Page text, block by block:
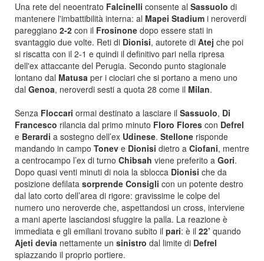
Una rete del neoentrato Falcinelli consente al Sassuolo di
mantenere l'imbattibilità interna: al Mapei Stadium i neroverdi
pareggiano 2-2 con il Frosinone dopo essere stati in
svantaggio due volte. Reti di Dionisi, autorete di Atej che poi
si riscatta con il 2-1 e quindi il definitivo pari nella ripresa
dell'ex attaccante del Perugia. Secondo punto stagionale
lontano dal Matusa per i ciociari che si portano a meno uno
dal Genoa, neroverdi sesti a quota 28 come il Milan.
Senza Floccari ormai destinato a lasciare il Sassuolo, Di
Francesco rilancia dal primo minuto Floro Flores con Defrel
e Berardi a sostegno dell’ex Udinese. Stellone risponde
mandando in campo Tonev e Dionisi dietro a Ciofani, mentre
a centrocampo l’ex di turno Chibsah viene preferito a Gori.
Dopo quasi venti minuti di noia la sblocca Dionisi che da
posizione defilata sorprende Consigli con un potente destro
dal lato corto dell’area di rigore: gravissime le colpe del
numero uno neroverde che, aspettandosi un cross, interviene
a mani aperte lasciandosi sfuggire la palla. La reazione è
immediata e gli emiliani trovano subito il pari: è il 22’ quando
Ajeti devia nettamente un sinistro dal limite di Defrel
spiazzando il proprio portiere.